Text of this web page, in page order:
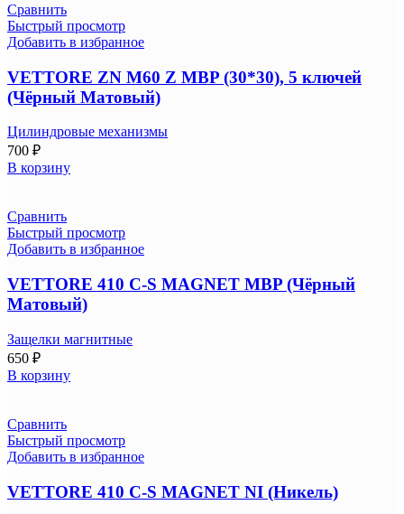
Сравнить
Быстрый просмотр
Добавить в избранное
VETTORE ZN M60 Z MBP (30*30), 5 ключей
(Чёрный Матовый)
Цилиндровые механизмы
700 ₽
В корзину
Сравнить
Быстрый просмотр
Добавить в избранное
VETTORE 410 С-S MAGNET MBP (Чёрный
Матовый)
Защелки магнитные
650 ₽
В корзину
Сравнить
Быстрый просмотр
Добавить в избранное
VETTORE 410 C-S MAGNET NI (Никель)